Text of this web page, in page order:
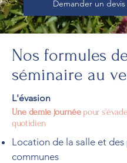
Demander un devis
Nos formules
séminaire au
L'évasion
Une demie journéepour
quotidien
Location de la salle et
communes